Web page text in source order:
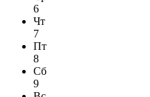
6
Чт
7
Пт
8
Сб
9